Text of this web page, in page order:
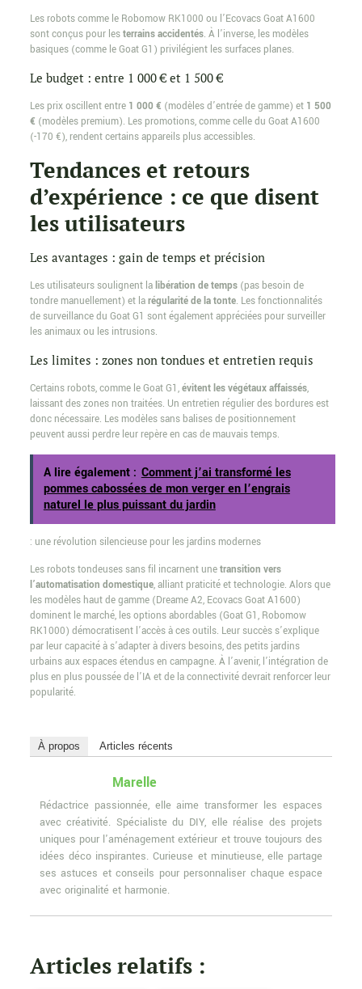
Les robots comme le Robomow RK1000 ou l’Ecovacs Goat A1600
sont conçus pour lesterrains accidentés. À l’inverse, les modèles
basiques (comme le Goat G1) privilégient les surfaces planes.
Le budget : entre 1 000 € et 1 500 €
Les prix oscillent entre 1 000 € (modèles d’entrée de gamme) et 1 500
€ (modèles premium). Les promotions, comme celle du Goat A1600
(-170 €), rendent certains appareils plus accessibles.
Tendances et retours
d’expérience : ce que disent
les utilisateurs
Les avantages : gain de temps et précision
Les utilisateurs soulignent lalibération de temps(pas besoin de
tondre manuellement) et larégularité de la tonte. Les fonctionnalités
de surveillance du Goat G1 sont également appréciées pour surveiller
les animaux ou les intrusions.
Les limites : zones non tondues et entretien requis
Certains robots, comme le Goat G1,évitent les végétaux affaissés,
laissant des zones non traitées. Un entretien régulier des bordures est
donc nécessaire. Les modèles sans balises de positionnement
peuvent aussi perdre leur repère en cas de mauvais temps.
A lire également : Comment j’ai transformé les
pommes cabossées de mon verger en l’engrais
naturel le plus puissant du jardin
: une révolution silencieuse pour les jardins modernes
Les robots tondeuses sans fil incarnent unetransition vers
l’automatisation domestique, alliant praticité et technologie. Alors que
les modèles haut de gamme (Dreame A2, Ecovacs Goat A1600)
dominent le marché, les options abordables (Goat G1, Robomow
RK1000) démocratisent l’accès à ces outils. Leur succès s’explique
par leur capacité à s’adapter à divers besoins, des petits jardins
urbains aux espaces étendus en campagne. À l’avenir, l’intégration de
plus en plus poussée de l’IA et de la connectivité devrait renforcer leur
popularité.
À propos Articles récents
Marelle
Rédactrice passionnée, elle aime transformer les espaces
avec créativité. Spécialiste du DIY, elle réalise des projets
uniques pour l'aménagement extérieur et trouve toujours des
idées déco inspirantes. Curieuse et minutieuse, elle partage
ses astuces et conseils pour personnaliser chaque espace
avec originalité et harmonie.
Articles relatifs :